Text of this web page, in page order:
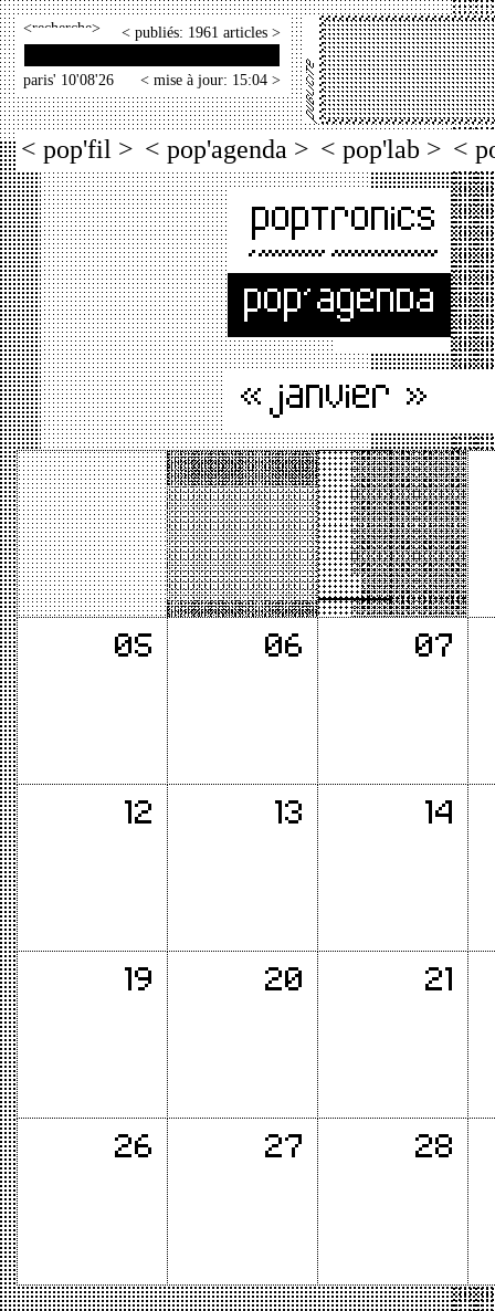
< > < publiés: 1961 articles >
paris' 10'08'26 < mise à jour: 15:04 >
< pop'fil > < pop'agenda > < pop'lab > <